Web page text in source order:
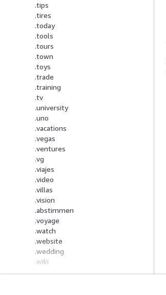
.tips
.tires
.today
.tools
.tours
.town
.toys
.trade
.training
.tv
.university
.uno
.vacations
.vegas
.ventures
.vg
.viajes
.video
.villas
.vision
.abstimmen
.voyage
.watch
.website
.wedding
.wiki